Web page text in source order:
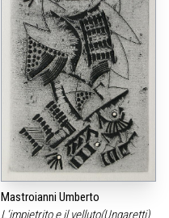
Mastroianni Umberto
L‘impietrito e il velluto(Ungaretti)